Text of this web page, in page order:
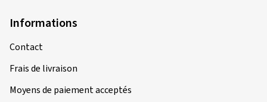
Informations
Contact
Frais de livraison
Moyens de paiement acceptés